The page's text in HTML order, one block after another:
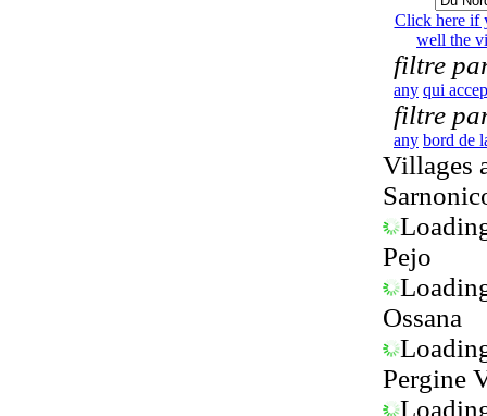
Click here if
well the
filtre
any qui
filtre
any bord de
Villages
Pejo
Ossana
Pergine